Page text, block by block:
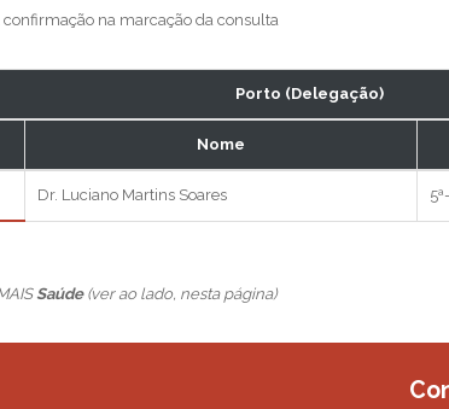
confirmação na marcação da consulta
Porto (Delegação)
Nome
Dr. Luciano Martins Soares
Saúde(ver ao lado, nesta página)